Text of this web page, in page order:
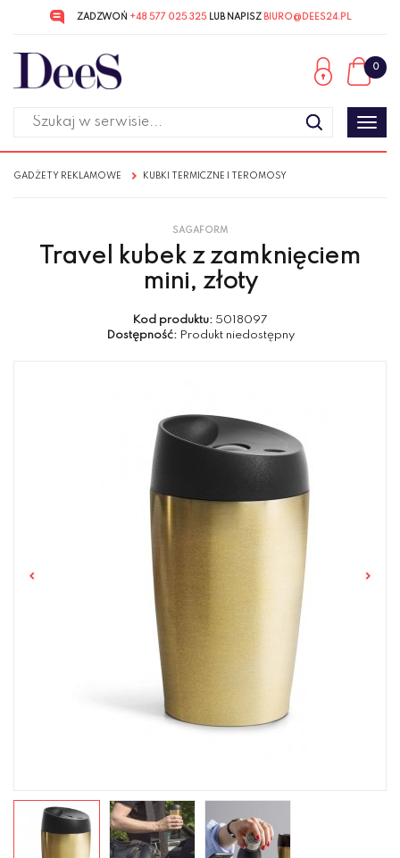
do menu
głównego
do
menu
w
ZADZWOŃ +48 577 025 325LUB NAPISZ BIURO@DEES24.PL
0
GADŻETY REKLAMOWE KUBKI TERMICZNE I TEROMOSY
SAGAFORM
Travel kubek z zamknięciem
mini, złoty
Kod produktu: 5018097
Dostępność: Produkt niedostępny